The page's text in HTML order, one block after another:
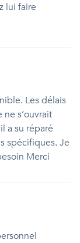
lui faire
Les délais
s’ouvrait
a su réparé
spécifiques. Je
Merci